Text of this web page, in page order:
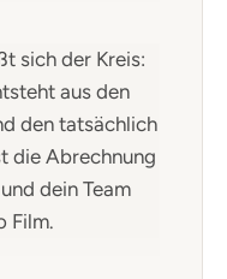
sich der Kreis:
aus den
den tatsächlich
die Abrechnung
dein Team
Film.